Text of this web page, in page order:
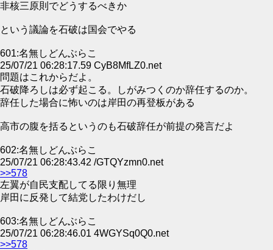
非核三原則でどうするべきか
という議論を石破は国会でやる
601:名無しどんぶらこ
25/07/21 06:28:17.59 CyB8MfLZ0.net
問題はこれからだよ。
石破降ろしは必ず起こる。しがみつくのか辞任するのか。
辞任した場合に怖いのは岸田の再登板がある
高市の腹を括るというのも石破辞任が前提の発言だよ
602:名無しどんぶらこ
25/07/21 06:28:43.42 /GTQYzmn0.net
>>578
左翼が自民支配してる限り無理
岸田に反発して結党したわけだし
603:名無しどんぶらこ
25/07/21 06:28:46.01 4WGYSq0Q0.net
>>578